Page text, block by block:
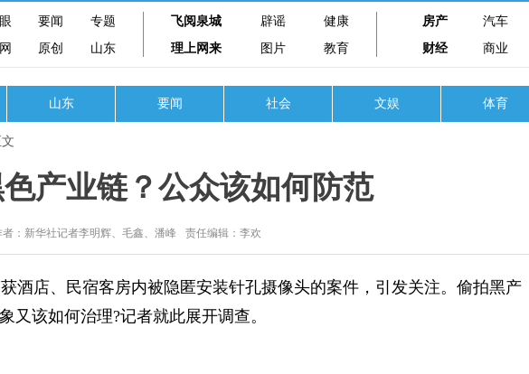
要闻
专题
原创 山东
飞阅泉城 辟谣
健康
理上网来
图片 教育
房产 汽车
财经
商业
山东 要闻 社会 文娱 体育
产业链？公众该如何防范
者：新华社记者李明辉、毛鑫、潘峰 责任编辑：李欢
酒店、民宿客房内被隐匿安装针孔摄像头的案件，引发关注。偷拍黑产
又该如何治理?记者就此展开调查。